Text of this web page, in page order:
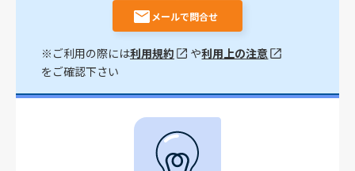
メールで問合せ
※ご利用の際には利用規約 や利用上の注意
をご確認下さい